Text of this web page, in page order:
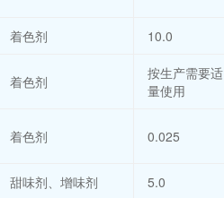
着色剂 10.0
着色剂
按生产需要适
量使用
着色剂 0.025
甜味剂、增味剂 5.0